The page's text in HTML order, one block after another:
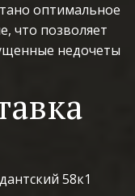
оптимальное
что позволяет
недочеты
58к1